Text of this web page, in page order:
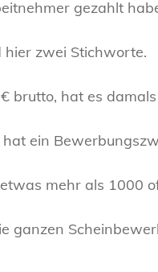
gezahlt
zwei Stichworte.
brutto, hat es
ein
mehr als 1000
ganzen